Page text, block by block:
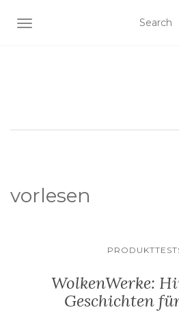
SCHALTE NAVIGATION
vorlesen
WolkenWerke:
Geschichten